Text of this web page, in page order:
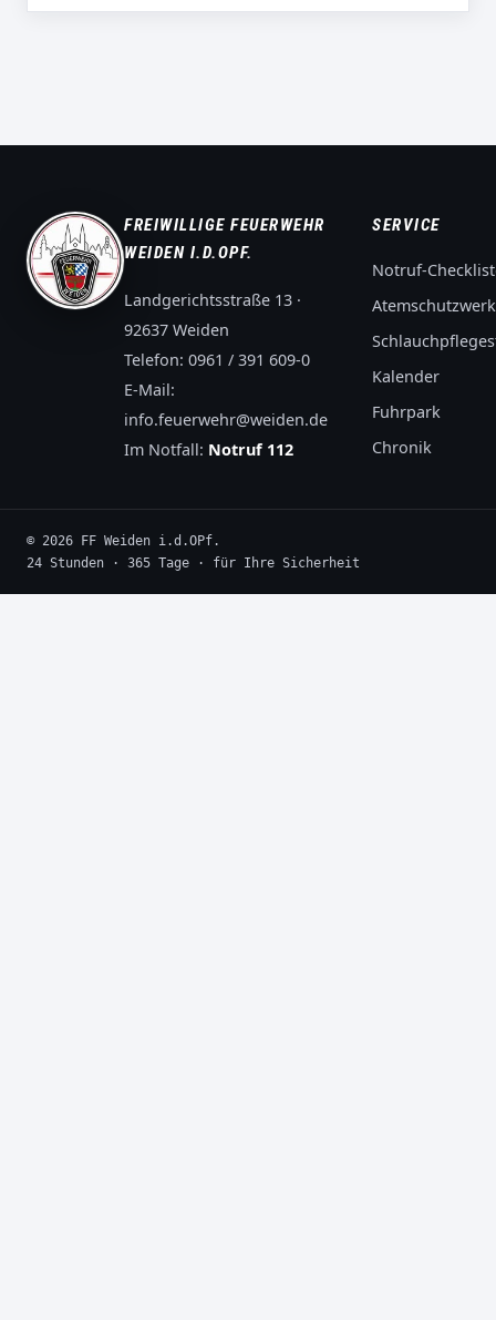
FREIWILLIGE FEUERWEHR
WEIDEN I.D.OPF.
Landgerichtsstraße 13 ·
92637 Weiden
Telefon: 0961 / 391 609-0
E-Mail:
info.feuerwehr@weiden.de
Im Notfall: Notruf 112
SERVICE
Notruf-
Kalender
Fuhrpark
Chronik
© 2026 FF Weiden i.d.OPf.
24 Stunden · 365 Tage · für Ihre Sicherheit